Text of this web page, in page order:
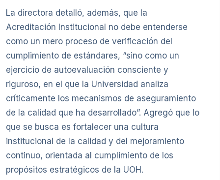
La directora detalló, además, que la
Acreditación Institucional no debe entenderse
como un mero proceso de verificación del
cumplimiento de estándares, “sino como un
ejercicio de autoevaluación consciente y
riguroso, en el que la Universidad analiza
críticamente los mecanismos de aseguramiento
de la calidad que ha desarrollado”. Agregó que lo
que se busca es fortalecer una cultura
institucional de la calidad y del mejoramiento
continuo, orientada al cumplimiento de los
propósitos estratégicos de la UOH.